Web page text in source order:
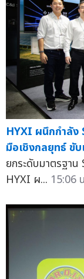
HYXI ผนึกกำลัง
มือเชิงกลยุทธ์ ขั
ยกระดับมาตรฐาน
HYXI ผ... 15:06